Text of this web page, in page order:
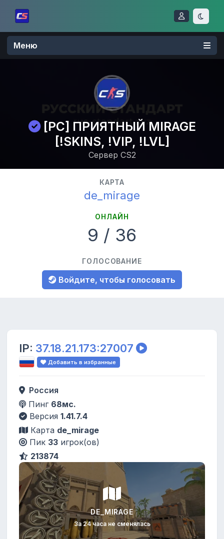
Меню
[РС] ПРИЯТНЫЙ MIRAGE
[!SKINS, !VIP, !LVL]
Сервер CS2
КАРТА
de_mirage
ОНЛАЙН
9 / 36
ГОЛОСОВАНИЕ
Войдите, чтобы голосовать
IP: 37.18.21.173:27007
Добавить в избранные
Россия
Пинг 68мс.
Версия 1.41.7.4
Карта de_mirage
Пик 33 игрок(ов)
213874
DE_MIRAGE
За 24 часа не сменялась